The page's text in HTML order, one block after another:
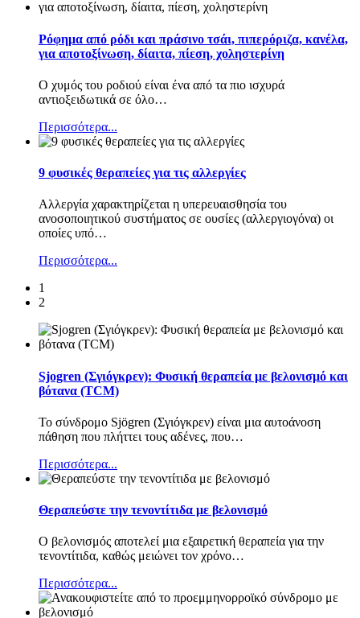
Ρόφημα από ρόδι και πράσινο τσάι, πιπερόριζα, κανέλα,
για αποτοξίνωση, δίαιτα, πίεση, χοληστερίνη
Ο χυμός του ροδιού είναι ένα από τα πιο ισχυρά
αντιοξειδωτικά σε όλο…
Περισσότερα...
9 φυσικές θεραπείες για τις αλλεργίες
Αλλεργία χαρακτηρίζεται η υπερευαισθησία του
ανοσοποιητικού συστήματος σε ουσίες (αλλεργιογόνα) οι
οποίες υπό…
Περισσότερα...
1
2
Sjogren (Σγιόγκρεν): Φυσική θεραπεία με βελονισμό και
βότανα (TCM)
Το σύνδρομο Sjögren (Σγιόγκρεν) είναι μια αυτοάνοση
πάθηση που πλήττει τους αδένες, που…
Περισσότερα...
Θεραπεύστε την τενοντίτιδα με βελονισμό
Ο βελονισμός αποτελεί μια εξαιρετική θεραπεία για την
τενοντίτιδα, καθώς μειώνει τον χρόνο…
Περισσότερα...